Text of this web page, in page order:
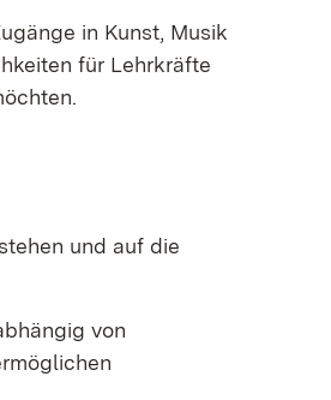
in Kunst, Musik
für Lehrkräfte
und auf die
von